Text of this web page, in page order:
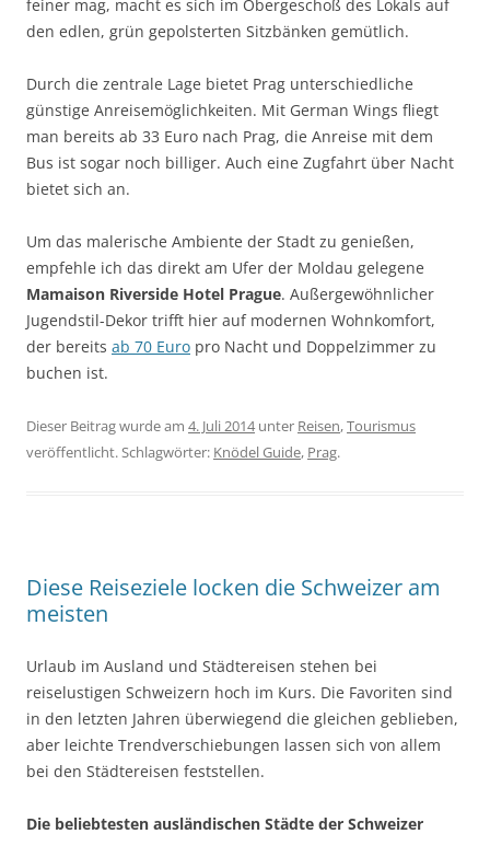
feiner mag, macht es sich im Obergeschoß des Lokals auf
den edlen, grün gepolsterten Sitzbänken gemütlich.
Durch die zentrale Lage bietet Prag unterschiedliche
günstige Anreisemöglichkeiten. Mit German Wings fliegt
man bereits ab 33 Euro nach Prag, die Anreise mit dem
Bus ist sogar noch billiger. Auch eine Zugfahrt über Nacht
bietet sich an.
Um das malerische Ambiente der Stadt zu genießen,
empfehle ich das direkt am Ufer der Moldau gelegene
Mamaison Riverside Hotel Prague. Außergewöhnlicher
Jugendstil-Dekor trifft hier auf modernen Wohnkomfort,
der bereits ab 70 Euro pro Nacht und Doppelzimmer zu
buchen ist.
Dieser Beitrag wurde am 4. Juli 2014unter Reisen,Tourismus
veröffentlicht. Schlagwörter: Knödel Guide, Prag.
Diese Reiseziele locken die Schweizer am
meisten
Urlaub im Ausland und Städtereisen stehen bei
reiselustigen Schweizern hoch im Kurs. Die Favoriten sind
in den letzten Jahren überwiegend die gleichen geblieben,
aber leichte Trendverschiebungen lassen sich von allem
bei den Städtereisen feststellen.
Die beliebtesten ausländischen Städte der Schweizer